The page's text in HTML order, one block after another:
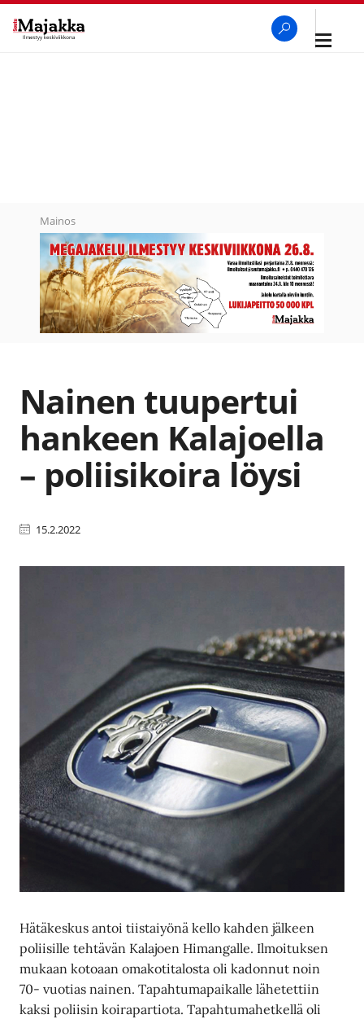
Avaa
Mainos
Nainen tuupertui
hankeen Kalajoella
– poliisikoira löysi
15.2.2022
Hätäkeskus antoi tiistaiyönä kello kahden jälkeen
poliisille tehtävän Kalajoen Himangalle. Ilmoituksen
mukaan kotoaan omakotitalosta oli kadonnut noin
70- vuotias nainen. Tapahtumapaikalle lähetettiin
kaksi poliisin koirapartiota. Tapahtumahetkellä oli